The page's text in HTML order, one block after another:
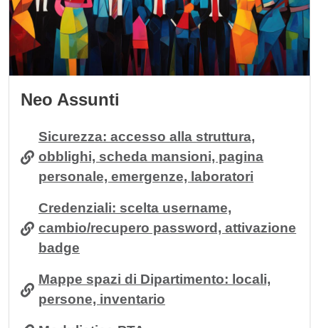
Neo Assunti
Sicurezza: accesso alla struttura,
obblighi, scheda mansioni, pagina
personale, emergenze, laboratori
Credenziali: scelta username,
cambio/recupero password, attivazione
badge
Mappe spazi di Dipartimento: locali,
persone, inventario